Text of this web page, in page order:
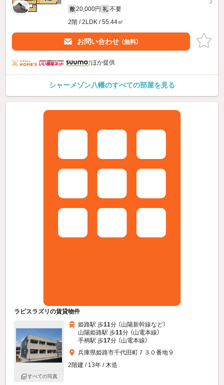
敷 20,000円 礼 不要
2階 / 2LDK / 55.44㎡
お問い合わせ （無料）
ほか提供
シャーメゾン八幡のすべての部屋を見る
ラピスラズリの賃貸物件
すべての写真
姫路駅 歩11分 （山陽新幹線など）
山陽姫路駅 歩11分 （山電本線）
手柄駅 歩17分 （山電本線）
兵庫県姫路市千代田町７３０番地９
2階建 / 13年 / 木造